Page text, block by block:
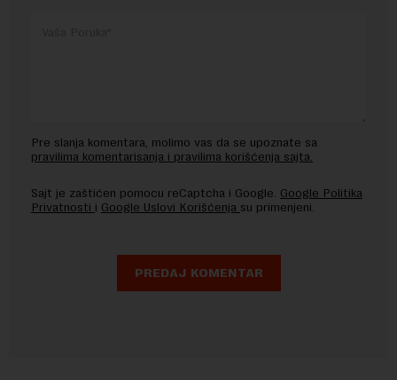
Pre slanja komentara, molimo vas da se upoznate sa
pravilima komentarisanja i pravilima korišćenja sajta.
Sajt je zaštićen pomocu reCaptcha i Google. Google Politika
Privatnosti i Google Uslovi Korišćenja su primenjeni.